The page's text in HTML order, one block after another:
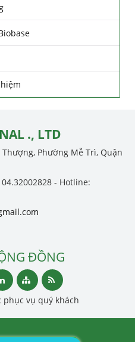
., LTD
Phường Mễ Trì, Quận
- Hotline:
ĐỒNG
vụ quý khách